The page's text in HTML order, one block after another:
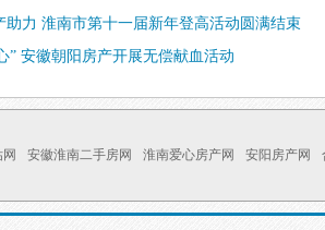
助力 淮南市第十一届新年登高活动圆满结束
” 安徽朝阳房产开展无偿献血活动
安徽淮南二手房网 淮南爱心房产网 安阳房产网